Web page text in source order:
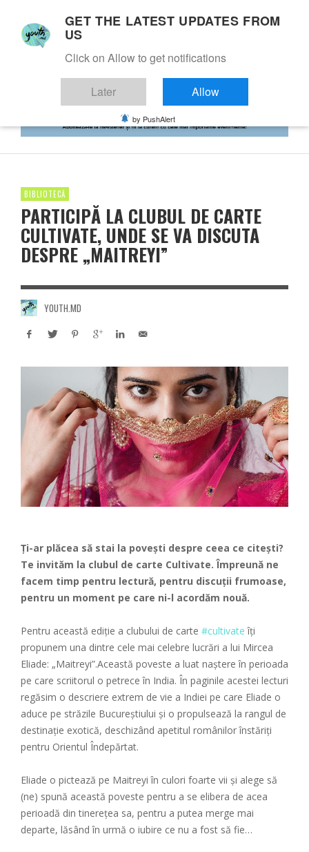
BIBLIOTECĂ
PARTICIPĂ LA CLUBUL DE CARTE
CULTIVATE, UNDE SE VA DISCUTA
DESPRE „MAITREYI”
YOUTH.MD
Ți-ar plăcea să stai la povești despre ceea ce citești?
Te invităm la clubul de carte Cultivate. Împreună ne
facem timp pentru lectură, pentru discuții frumoase,
pentru un moment pe care ni-l acordăm nouă.
Pentru această ediție a clubului de carte #cultivate îți
propunem una dintre cele mai celebre lucrări a lui Mircea
Eliade: „Maitreyi”.Această poveste a luat naștere în perioada
pe care scriitorul o petrece în India. În paginile acestei lecturi
regăsim o descriere extrem de vie a Indiei pe care Eliade o
aduce pe străzile Bucureștiului și o propulsează la rangul de
destinație exotică, deschizând apetitul românilor înstăriți
pentru Orientul Îndepărtat.
Eliade o pictează pe Maitreyi în culori foarte vii și alege să
(ne) spună această poveste pentru a se elibera de acea
perioadă din tinerețea sa, pentru a putea merge mai
departe, lăsând în urmă o iubire ce nu a fost să fie…
GET THE LATEST UPDATES FROM
US
Click on Allow to get notifications
Later Allow
by PushAlert